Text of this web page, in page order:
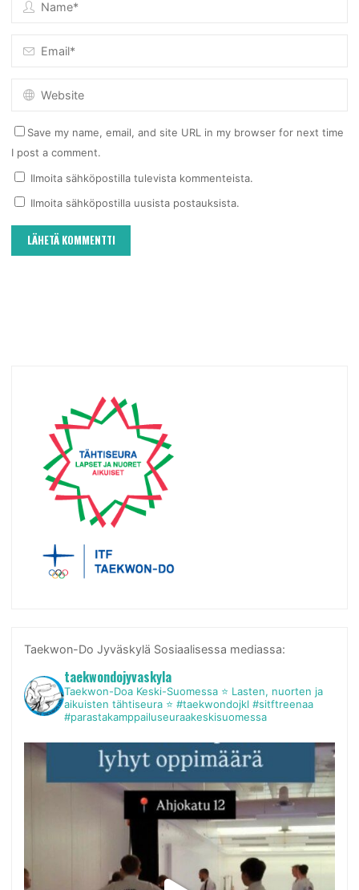
Save my name, email, and site URL in my browser for next time
I post a comment.
Ilmoita sähköpostilla tulevista kommenteista.
Ilmoita sähköpostilla uusista postauksista.
Taekwon-Do Jyväskylä Sosiaalisessa mediassa:
taekwondojyvaskyla
Taekwon-Doa Keski-Suomessa⭐ Lasten, nuorten ja
aikuisten tähtiseura ⭐ #taekwondojkl #sitftreenaa
#parastakamppailuseuraakeskisuomessa